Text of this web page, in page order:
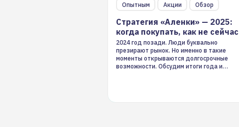
Опытным Акции Обзор
Стратегия «Аленки» — 2025:
когда покупать, как не сейчас
2024 год позади. Люди буквально
презирают рынок. Но именно в такие
моменты открываются долгосрочные
возможности. Обсудим итоги года и